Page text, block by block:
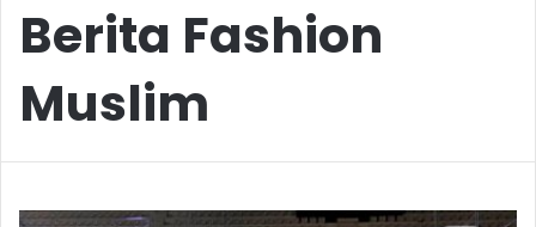
Berita Fashion
Muslim